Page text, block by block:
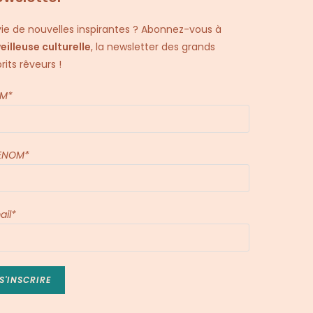
de nouvelles inspirantes ? Abonnez-vous à
culturelle, la newsletter des grands
rêveurs !